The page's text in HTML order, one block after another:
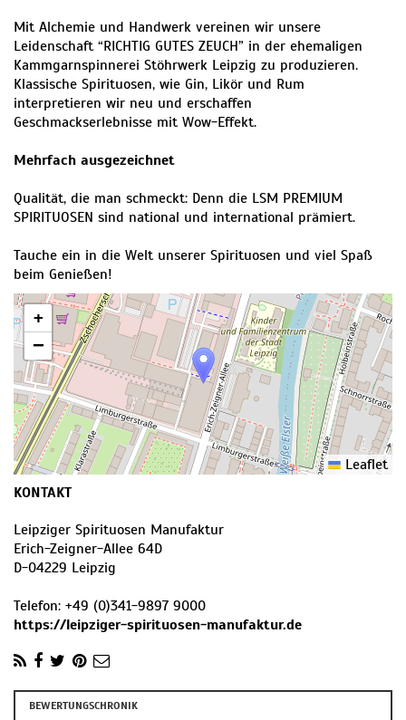
Mit Alchemie und Handwerk vereinen wir unsere
Leidenschaft “RICHTIG GUTES ZEUCH” in der ehemaligen
Kammgarnspinnerei Stöhrwerk Leipzig zu produzieren.
Klassische Spirituosen, wie Gin, Likör und Rum
interpretieren wir neu und erschaffen
Geschmackserlebnisse mit Wow-Effekt.
Mehrfach ausgezeichnet
Qualität, die man schmeckt: Denn die LSM PREMIUM
SPIRITUOSEN sind national und international prämiert.
Tauche ein in die Welt unserer Spirituosen und viel Spaß
beim Genießen!
+
−
Leaflet
KONTAKT
Leipziger Spirituosen Manufaktur
Erich-Zeigner-Allee 64D
D-04229 Leipzig
Telefon: +49 (0)341-9897 9000
https://leipziger-spirituosen-manufaktur.de
BEWERTUNGSCHRONIK